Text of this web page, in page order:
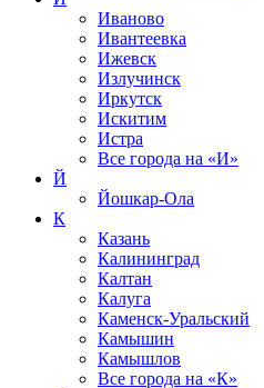
Иваново
Ивантеевка
Ижевск
Излучинск
Иркутск
Искитим
Истра
Все города на «И»
Й
Йошкар-Ола
К
Казань
Калининград
Калтан
Калуга
Каменск-Уральский
Камышин
Камышлов
Все города на «К»